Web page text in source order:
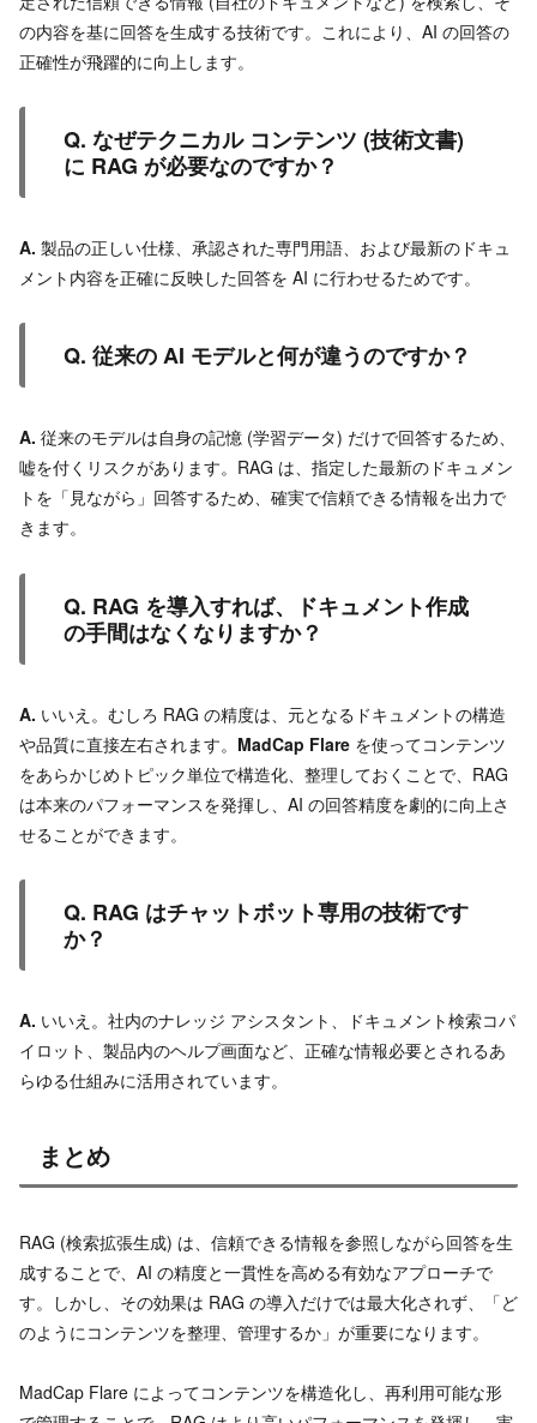
の内容を基に回答を生成する技術です。これにより、AI の回答の
正確性が飛躍的に向上します。
Q. なぜテクニカル コンテンツ (技術文書)
に RAG が必要なのですか？
A. 製品の正しい仕様、承認された専門用語、および最新のドキュ
メント内容を正確に反映した回答を AI に行わせるためです。
Q. 従来の AI モデルと何が違うのですか？
A. 従来のモデルは自身の記憶 (学習データ) だけで回答するため、
嘘を付くリスクがあります。RAG は、指定した最新のドキュメン
トを「見ながら」回答するため、確実で信頼できる情報を出力で
きます。
Q. RAG を導入すれば、ドキュメント作成
の手間はなくなりますか？
A. いいえ。むしろ RAG の精度は、元となるドキュメントの構造
や品質に直接左右されます。 MadCap Flare を使ってコンテンツ
をあらかじめトピック単位で構造化、整理しておくことで、RAG
は本来のパフォーマンスを発揮し、AI の回答精度を劇的に向上さ
せることができます。
Q. RAG はチャットボット専用の技術です
か？
A. いいえ。社内のナレッジ アシスタント、ドキュメント検索コパ
イロット、製品内のヘルプ画面など、正確な情報必要とされるあ
らゆる仕組みに活用されています。
まとめ
RAG (検索拡張生成) は、信頼できる情報を参照しながら回答を生
成することで、AI の精度と一貫性を高める有効なアプローチで
す。しかし、その効果は RAG の導入だけでは最大化されず、「ど
のようにコンテンツを整理、管理するか」が重要になります。
MadCap Flare によってコンテンツを構造化し、再利用可能な形